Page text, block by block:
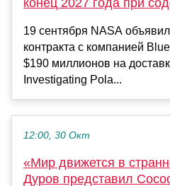
конец 2027 года при
19 сентября NASA
контракта с компанией
$190 миллионов на
Investigating Pola...
12:00, 30 Окт
«Мир движется в
Дуров представил